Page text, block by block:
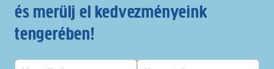
és merülj el kedvezményeink
tengerében!